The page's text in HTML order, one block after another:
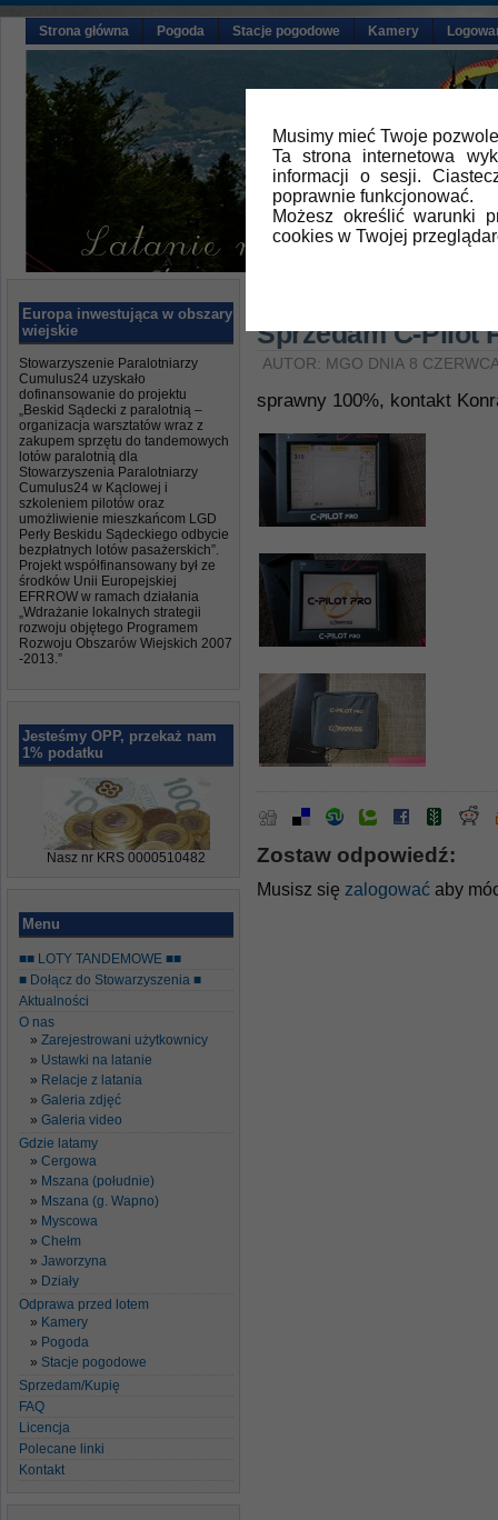
Musimy mieć Twoje
Ta strona internetowa
informacji o sesji.
poprawnie funkcjonować.
Możesz określić warunki
cookies w Twojej
Strona główna Pogoda Stacje pogodowe Kamery
Europa inwestująca w obszary
wiejskie
Stowarzyszenie Paralotniarzy
Cumulus24 uzyskało
dofinansowanie do projektu
„Beskid Sądecki z paralotnią –
organizacja warsztatów wraz z
zakupem sprzętu do tandemowych
lotów paralotnią dla
Stowarzyszenia Paralotniarzy
Cumulus24 w Kąclowej i
szkoleniem pilotów oraz
umożliwienie mieszkańcom LGD
Perły Beskidu Sądeckiego odbycie
bezpłatnych lotów pasażerskich”.
Projekt współfinansowany był ze
środków Unii Europejskiej
EFRROW w ramach działania
„Wdrażanie lokalnych strategii
rozwoju objętego Programem
Rozwoju Obszarów Wiejskich 2007
-2013.”
Jesteśmy OPP, przekaż nam
1% podatku
Nasz nr KRS 0000510482
Menu
■■ LOTY TANDEMOWE ■■
■ Dołącz do Stowarzyszenia ■
Aktualności
O nas
Zarejestrowani użytkownicy
Ustawki na latanie
Relacje z latania
Galeria zdjęć
Galeria video
Gdzie latamy
Cergowa
Mszana (południe)
Mszana (g. Wapno)
Myscowa
Chełm
Jaworzyna
Działy
Odprawa przed lotem
Kamery
Pogoda
Stacje pogodowe
Sprzedam/Kupię
FAQ
Licencja
Polecane linki
Kontakt
Sprzedam C-Pilot
AUTOR: MGO DNIA 8
sprawny 100%, kontakt
Zostaw odpowiedź:
Musisz się zalogować aby